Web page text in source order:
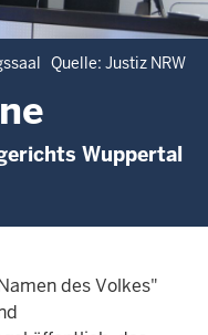
Quelle: Justiz NRW
Wuppertal
des Volkes"